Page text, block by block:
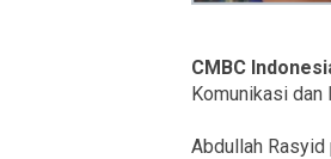
CMBC
Komunikasi dan
Abdullah